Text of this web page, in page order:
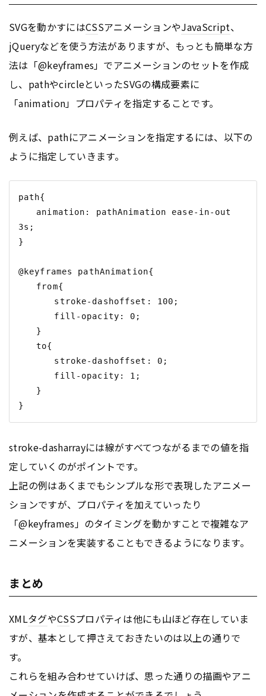
SVGを動かすにはCSSアニメーションやJavaScript、
jQueryなどを使う方法がありますが、もっとも簡単な方
法は「@keyframes」でアニメーションのセットを作成
し、pathやcircleといったSVGの構成要素に
「animation」プロパティを指定することです。
例えば、pathにアニメーションを指定するには、以下の
ように指定していきます。
path{
animation: pathAnimation ease-in-out
3s;
}
@keyframes pathAnimation{
from{
stroke-dashoffset: 100;
fill-opacity: 0;
}
to{
stroke-dashoffset: 0;
fill-opacity: 1;
}
stroke-dasharrayには線がすべてつながるまでの値を指
定していくのがポイントです。
上記の例はあくまでもシンプルな形で表現したアニメー
ションですが、プロパティを加えていったり
「@keyframes」のタイミングを動かすことで複雑なア
ニメーションを実装することもできるようになります。
まとめ
XMLタグやCSSプロパティは他にも山ほど存在していま
すが、基本として押さえておきたいのは以上の通りで
す。
これらを組み合わせていけば、思った通りの描画やアニ